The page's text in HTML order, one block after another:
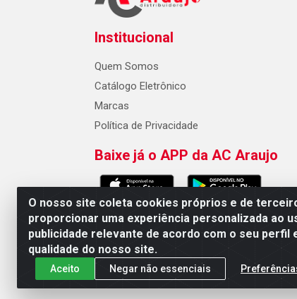
O nosso site coleta cookies próprios e de
proporcionar uma experiência personalizada ao
publicidade relevante de acordo com o seu perfil
qualidade do nosso site.
Aceito Negar não essenciais
Institucional
Quem Somos
Catálogo Eletrônico
Marcas
Política de Privacidade
Baixe já o APP da AC Araujo
AC Araujo Distribuidora -